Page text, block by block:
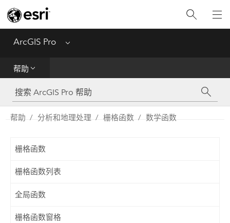
ArcGIS Pro Menu
帮助
工具参考
Python
帮助 分析和地理处理 栅格函数 数学函数
栅格函数
栅格函数列表
全局函数
栅格函数窗格